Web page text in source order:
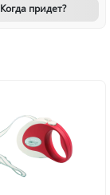
Когда придет?